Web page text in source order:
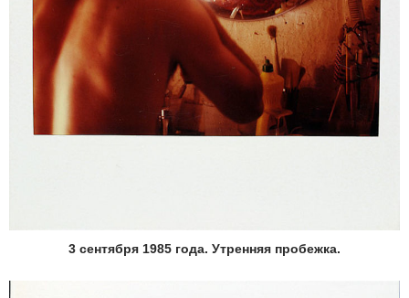
3 сентября 1985 года. Утренняя пробежка.